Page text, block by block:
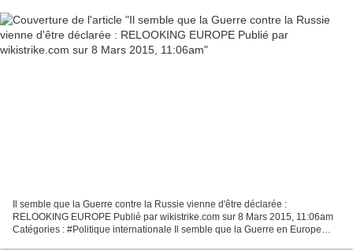
Il semble que la Guerre contre la Russie vienne d'être déclarée :
RELOOKING EUROPE Publié par wikistrike.com sur 8 Mars 2015, 11:06am
Catégories : #Politique internationale Il semble que la Guerre en Europe